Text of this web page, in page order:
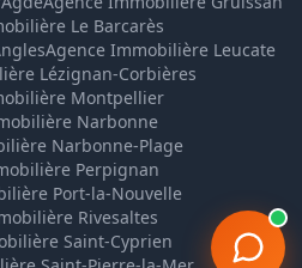
Le Barcarès
Agence Immobilière Leucate
Lézignan-Corbières
Montpellier
Narbonne
Narbonne-Plage
Perpignan
Port-la-Nouvelle
Rivesaltes
Saint-Cyprien